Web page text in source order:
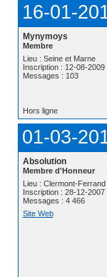
16-01-
Mynymoys
Membre
Lieu : Seine et Marne
Inscription : 12-08-2009
Messages : 103
Hors ligne
01-03-
Absolution
Membre d'Honneur
Lieu : Clermont-Ferrand
Inscription : 28-12-2007
Messages : 4 466
Site Web